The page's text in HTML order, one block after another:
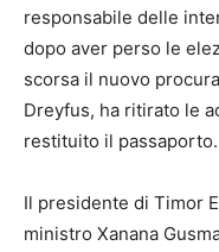
responsabile delle
dopo aver perso le
scorsa il nuovo
Dreyfus, ha ritirato le
restituito il passaporto.
Il presidente di Timor
ministro Xanana